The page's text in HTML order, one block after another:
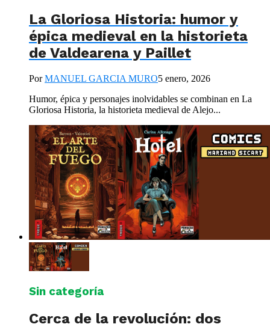
La Gloriosa Historia: humor y
épica medieval en la historieta
de Valdearena y Paillet
PorMANUEL GARCIA MURO5 enero, 2026
Humor, épica y personajes inolvidables se combinan en La
Gloriosa Historia, la historieta medieval de Alejo...
Sin categoría
Cerca de la revolución: dos